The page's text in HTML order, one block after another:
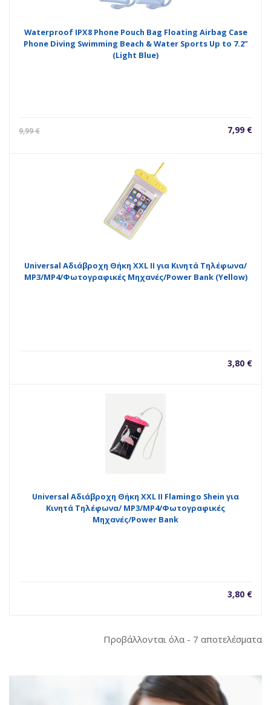
Waterproof IPX8 Phone Pouch Bag Floating Airbag Case
Phone Diving Swimming Beach & Water Sports Up to 7.2”
(Light Blue)
9,99€ 7,99 €
Η
Universal Αδιάβροχη Θήκη XXL ΙΙ για Κινητά Τηλέφωνα/
MP3/MP4/Φωτογραφικές Μηχανές/Power Bank (Yellow)
3,80 €
Universal Αδιάβροχη Θήκη XXL ΙΙ Flamingo Shein για
Κινητά Τηλέφωνα/ MP3/MP4/Φωτογραφικές
Μηχανές/Power Bank
3,80 €
Προβάλλονται όλα - 7 αποτελέσματα